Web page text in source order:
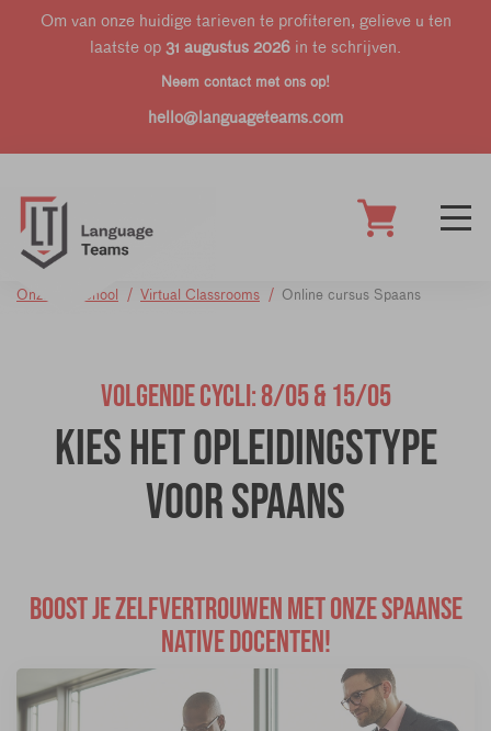
Om van onze huidige tarieven te profiteren, gelieve u ten
laatste op 31 augustus 2026 in te schrijven.
Neem contact met ons op!
hello@languageteams.com
Onze taalschool Virtual Classrooms Online cursus Spaans
VOLGENDE CYCLI: 8/05 & 15/05
Kies het opleidingstype
voor Spaans
BOOST JE ZELFVERTROUWEN MET ONZE SPAANSE
NATIVE DOCENTEN!